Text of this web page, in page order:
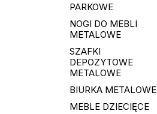
PARKOWE
NOGI DO MEBLI
METALOWE
SZAFKI
DEPOZYTOWE
METALOWE
BIURKA METALOWE
MEBLE DZIECIĘCE